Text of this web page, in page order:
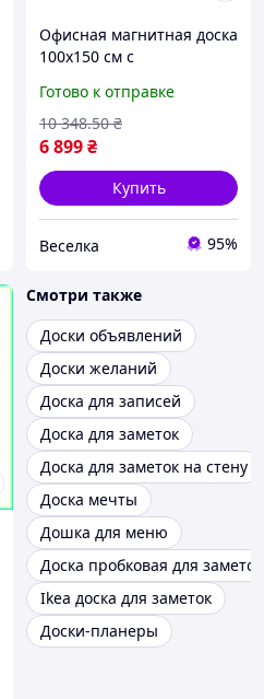
Офисная магнитная доска
100х150 см с
планирования и
презентаций FLAME
Готово к отправке
6 899₴
10 348.50 ₴
Купить
Веселка 95%
Смотри также
Доски объявлений
Доски желаний
Доска для записей
Доска для заметок
Доска для заметок на стену
Доска мечты
Дошка для меню
Доска пробковая для заметок
Ikea доска для заметок
Доски-планеры